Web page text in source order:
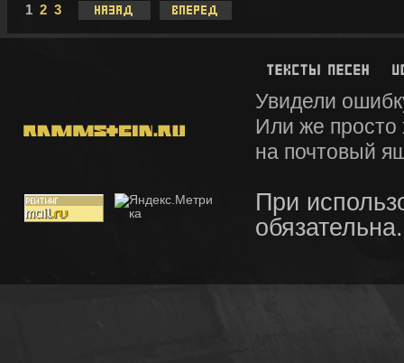
1 2 3
Увидели
Или же просто
на почтовый
При